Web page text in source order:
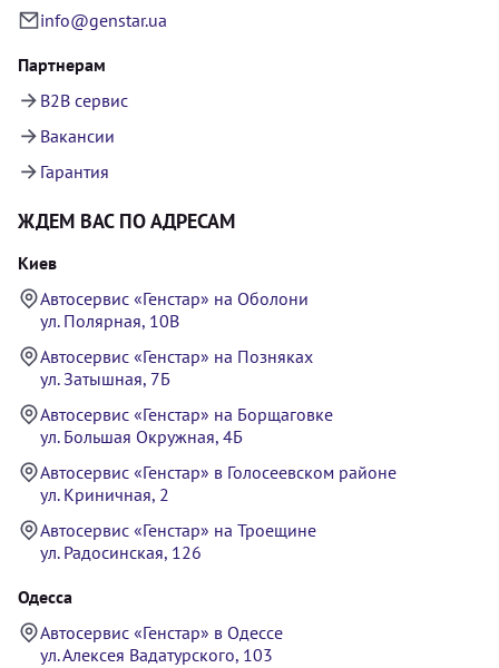
info@genstar.ua
Партнерам
B2B сервис
Вакансии
Гарантия
ЖДЕМ ВАС ПО АДРЕСАМ
Киев
Автосервис «Генстар» на Оболони
ул. Полярная, 10В
Автосервис «Генстар» на Позняках
ул. Затышная, 7Б
Автосервис «Генстар» на Борщаговке
ул. Большая Окружная, 4Б
Автосервис «Генстар» в Голосеевском районе
ул. Криничная, 2
Автосервис «Генстар» на Троещине
ул. Радосинская, 126
Одесса
Автосервис «Генстар» в Одессе
ул. Алексея Вадатурского, 103